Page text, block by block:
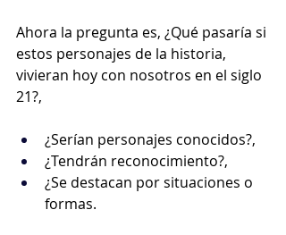
Ahora la pregunta es, ¿Qué pasaría si
estos personajes de la historia,
vivieran hoy con nosotros en el siglo
21?,
¿Serían personajes conocidos?,
¿Tendrán reconocimiento?,
¿Se destacan por situaciones o
formas.